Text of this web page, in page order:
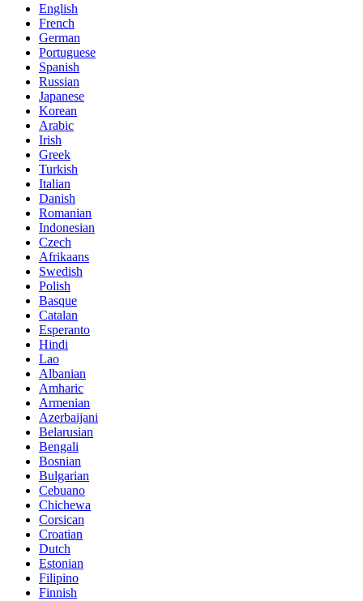
English
French
German
Portuguese
Spanish
Russian
Japanese
Korean
Arabic
Irish
Greek
Turkish
Italian
Danish
Romanian
Indonesian
Czech
Afrikaans
Swedish
Polish
Basque
Catalan
Esperanto
Hindi
Lao
Albanian
Amharic
Armenian
Azerbaijani
Belarusian
Bengali
Bosnian
Bulgarian
Cebuano
Chichewa
Corsican
Croatian
Dutch
Estonian
Filipino
Finnish